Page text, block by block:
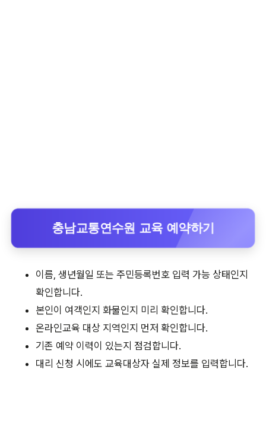
충남교통연수원 교육 예약하기
이름, 생년월일 또는 주민등록번호 입력 가능 상태인지
확인합니다.
본인이 여객인지 화물인지 미리 확인합니다.
온라인교육 대상 지역인지 먼저 확인합니다.
기존 예약 이력이 있는지 점검합니다.
대리 신청 시에도 교육대상자 실제 정보를 입력합니다.